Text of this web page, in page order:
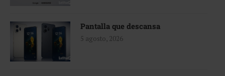
Pantalla que descansa
5 agosto, 2026